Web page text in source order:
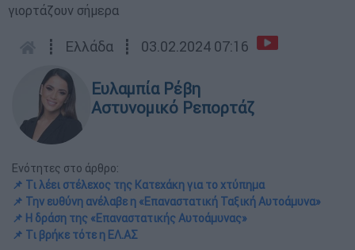
γιορτάζουν σήμερα
┋ Ελλάδα ┋ 03.02.2024 07:16
Ευλαμπία Ρέβη
Αστυνομικό Ρεπορτάζ
Ενότητες στο άρθρο:
📌 Τι λέει στέλεχος της Κατεχάκη για το χτύπημα
📌 Την ευθύνη ανέλαβε η «Επαναστατική Ταξική Αυτοάμυνα»
📌 Η δράση της «Επαναστατικής Αυτοάμυνας»
📌 Τι βρήκε τότε η ΕΛ.ΑΣ